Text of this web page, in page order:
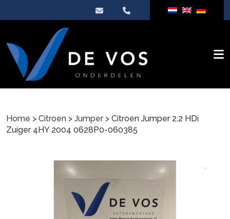
Home > Citroen > Jumper > Citroen Jumper 2.2 HDi
Zuiger 4HY 2004 0628P0-060385